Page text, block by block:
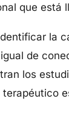
que está
la
de
los